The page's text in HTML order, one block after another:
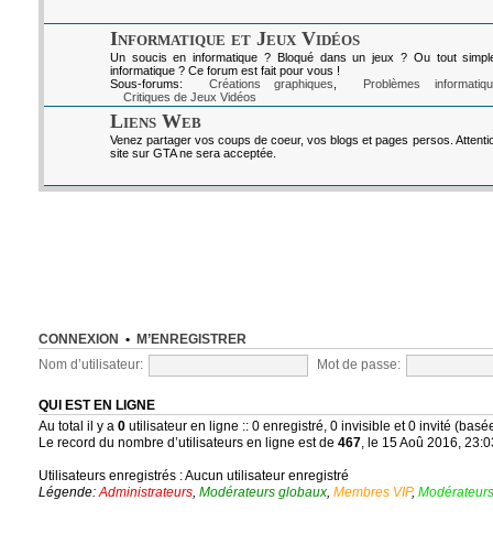
Informatique et Jeux Vidéos
Un soucis en informatique ? Bloqué dans un jeux ? Ou tout
informatique ? Ce forum est fait pour vous !
Sous-forums:
Créations graphiques
Problèmes
Critiques de Jeux Vidéos
Liens Web
Venez partager vos coups de coeur, vos blogs et pages persos.
site sur GTA ne sera acceptée.
CONNEXION • M’ENREGISTRER
Nom d’utilisateur: Mot de passe:
QUI EST EN LIGNE
Au total il y a 0utilisateur en ligne :: 0 enregistré, 0 invisible et 0 invité
Le record du nombre d’utilisateurs en ligne est de 467, le 15 Aoû 2016,
Utilisateurs enregistrés : Aucun utilisateur enregistré
Légende:Administrateurs, Modérateurs globaux, Membres VIP,